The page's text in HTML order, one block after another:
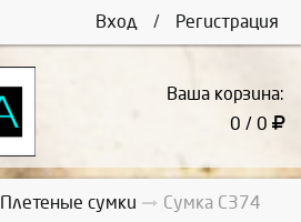
Вход / Регистрация
Ваша корзина:
0 / 0
Плетеные сумки Сумка С374